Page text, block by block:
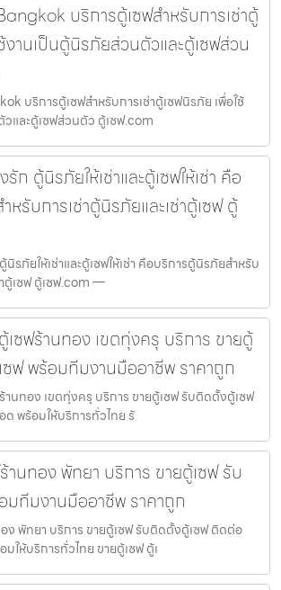
บริการตู้เซฟสำหรับการเช่าตู้
งานเป็นตู้นิรภัยส่วนตัวและตู้เซฟส่วน
บริการตู้เซฟสำหรับการเช่าตู้เซฟนิรภัย เพื่อใช้
และตู้เซฟส่วนตัว ตู้เซฟ.com
ก ตู้นิรภัยให้เช่าและตู้เซฟให้เช่า คือ
รับการเช่าตู้นิรภัยและเช่าตู้เซฟ ตู้
รภัยให้เช่าและตู้เซฟให้เช่า คือบริการตู้นิรภัยสำหรับ
ตู้เซฟ ตู้เซฟ.com —
ซฟร้านทอง เขตทุ่งครุ บริการ ขายตู้
ฟ พร้อมทีมงานมืออาชีพ ราคาถูก
นทอง เขตทุ่งครุ บริการ ขายตู้เซฟ รับติดตั้งตู้เซฟ
พร้อมให้บริการทั่วไทย รั
านทอง พัทยา บริการ ขายตู้เซฟ รับ
ทีมงานมืออาชีพ ราคาถูก
ง พัทยา บริการ ขายตู้เซฟ รับติดตั้งตู้เซฟ ติดต่อ
ให้บริการทั่วไทย ขายตู้เซฟ ตู้เ